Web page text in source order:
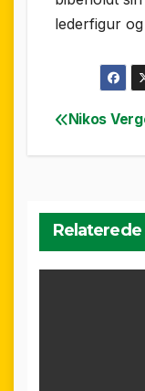
lederfigur
Nikos